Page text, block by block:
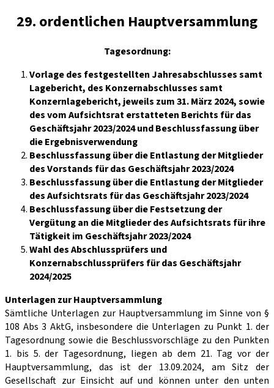
29. ordentlichen Hauptversammlung
Tagesordnung:
Vorlage des festgestellten Jahresabschlusses samt
Lagebericht, des Konzernabschlusses samt
Konzernlagebericht, jeweils zum 31. März 2024, sowie
des vom Aufsichtsrat erstatteten Berichts für das
Geschäftsjahr 2023/2024 und Beschlussfassung über
die Ergebnisverwendung
Beschlussfassung über die Entlastung der Mitglieder
des Vorstands für das Geschäftsjahr 2023/2024
Beschlussfassung über die Entlastung der Mitglieder
des Aufsichtsrats für das Geschäftsjahr 2023/2024
Beschlussfassung über die Festsetzung der
Vergütung an die Mitglieder des Aufsichtsrats für ihre
Tätigkeit im Geschäftsjahr 2023/2024
Wahl des Abschlussprüfers und
Konzernabschlussprüfers für das Geschäftsjahr
2024/2025
Unterlagen zur Hauptversammlung
Sämtliche Unterlagen zur Hauptversammlung im Sinne von §
108 Abs 3 AktG, insbesondere die Unterlagen zu Punkt 1. der
Tagesordnung sowie die Beschlussvorschläge zu den Punkten
1. bis 5. der Tagesordnung, liegen ab dem 21. Tag vor der
Hauptversammlung, das ist der 13.09.2024, am Sitz der
Gesellschaft zur Einsicht auf und können unter den unten